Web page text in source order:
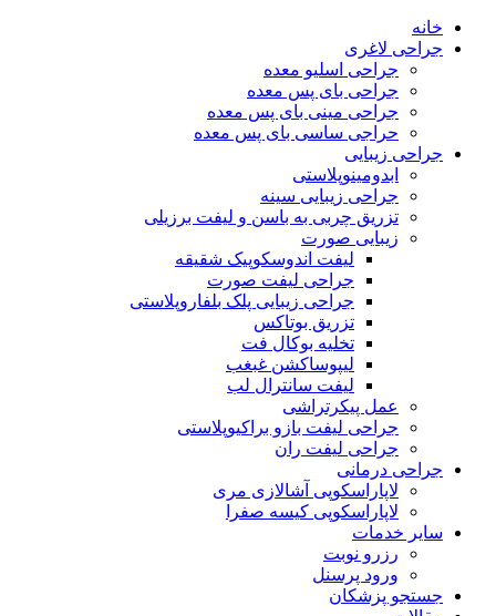
خانه
جراحی لاغری
جراحی اسلیو معده
جراحی بای پس معده
جراحی مینی بای پس معده
حراجی ساسی بای پس معده
جراحی زیبایی
ابدومینوپلاستی
جراحی زیبایی سینه
تزریق چربی به باسن و لیفت برزیلی
زیبایی صورت
لیفت اندوسکوپیک شقیقه
جراحی لیفت صورت
جراحی زیبایی پلک بلفاروپلاستی
تزریق بوتاکس
تخلیه بوکال فت
لیپوساکشن غبغب
لیفت سانترال لب
عمل پیکرتراشی
جراحی لیفت بازو براکیوپلاستی
جراحی لیفت ران
جراحی درمانی
لاپاراسکوپی آشالازی مری
لاپاراسکوپی کیسه صفرا
سایر خدمات
رزرو نوبت
ورود پرسنل
جستجو پزشکان